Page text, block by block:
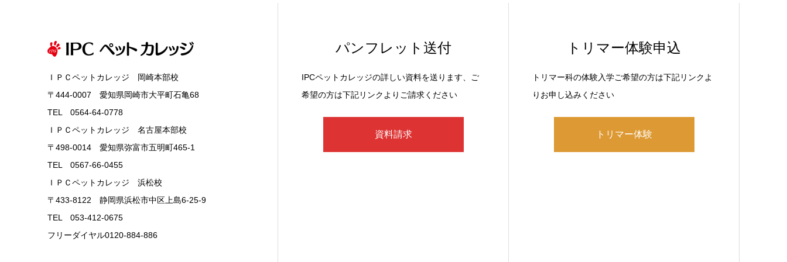
ＩＰＣペットカレッジ 岡崎本部校
〒444-0007 愛知県岡崎市大平町石亀68
TEL 0564-64-0778
ＩＰＣペットカレッジ 名古屋本部校
〒498-0014 愛知県弥富市五明町465-1
TEL 0567-66-0455
ＩＰＣペットカレッジ 浜松校
〒433-8122 静岡県浜松市中区上島6-25-9
TEL 053-412-0675
フリーダイヤル0120-884-886
パンフレット送付
IPCペットカレッジの詳しい資料を送ります、ご
希望の方は下記リンクよりご請求ください
資料請求
トリマー体験申込
トリマー科の体験入学ご希望の方は下記リンクよ
りお申し込みください
トリマー体験